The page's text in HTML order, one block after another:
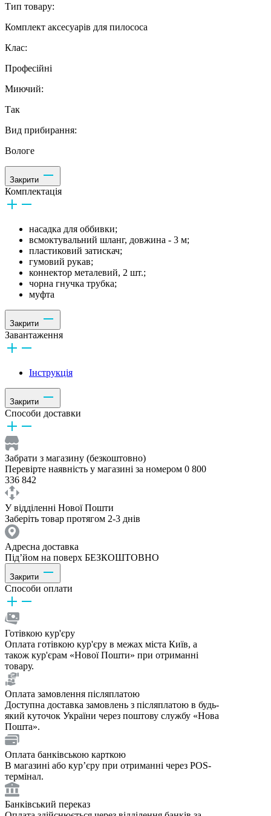
Тип товару:
Комплект аксесуарів для пилососа
Клас:
Професійні
Миючий:
Так
Вид прибирання:
Вологе
Закрити
Комплектація
насадка для оббивки;
всмоктувальний шланг, довжина - 3 м;
пластиковий затискач;
гумовий рукав;
коннектор металевий, 2 шт.;
чорна гнучка трубка;
муфта
Закрити
Завантаження
Інструкція
Закрити
Способи доставки
Забрати з магазину (безкоштовно)
Перевірте наявність у магазині за номером 0 800
336 842
У відділенні Нової Пошти
Заберіть товар протягом 2-3 днів
Адресна доставка
Під’йом на поверх БЕЗКОШТОВНО
Закрити
Способи оплати
Готівкою кур'єру
Оплата готівкою кур'єру в межах міста Київ, а
також кур'єрам «Нової Пошти» при отриманні
товару.
Оплата замовлення післяплатою
Доступна доставка замовлень з післяплатою в будь-
який куточок України через поштову службу «Нова
Пошта».
Оплата банківською карткою
В магазині або курʼєру при отриманні через POS-
термінал.
Банківський переказ